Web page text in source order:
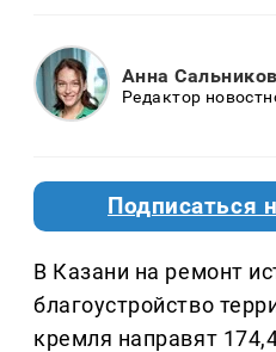
Анна
Редактор
Подписаться
В Казани на ремонт
благоустройство
кремля направят